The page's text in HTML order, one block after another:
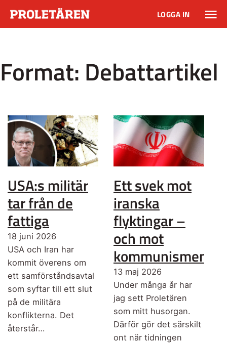
LOGGA IN
Format: Debattartikel
USA:s militär
tar från de
fattiga
18 juni 2026
USA och Iran har
kommit överens om
ett samförståndsavtal
som syftar till ett slut
på de militära
konflikterna. Det
återstår…
Ett svek mot
iranska
flyktingar –
och mot
kommunismen
13 maj 2026
Under många år har
jag sett Proletären
som mitt husorgan.
Därför gör det särskilt
ont när tidningen